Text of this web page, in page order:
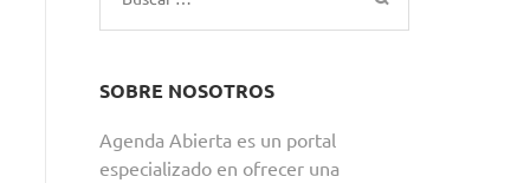
SOBRE NOSOTROS
Agenda Abierta es un portal
especializado en ofrecer una